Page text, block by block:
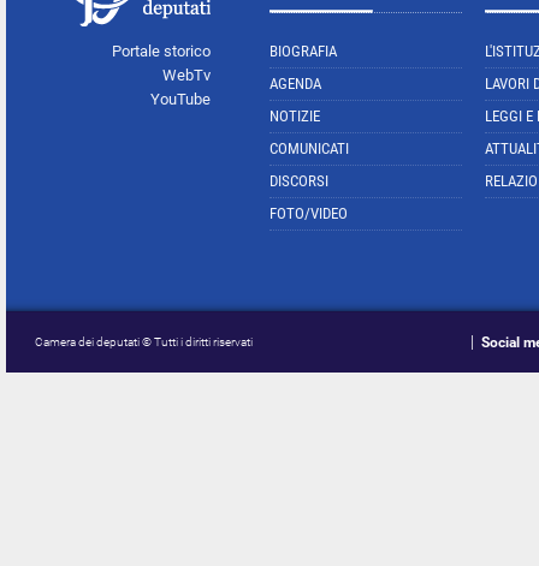
Portale storico
WebTv
YouTube
BIOGRAFIA
AGENDA
NOTIZIE
COMUNICATI
DISCORSI
FOTO/VIDEO
LAVORI
LEGGI E
Camera dei deputati © Tutti i diritti riservati Social